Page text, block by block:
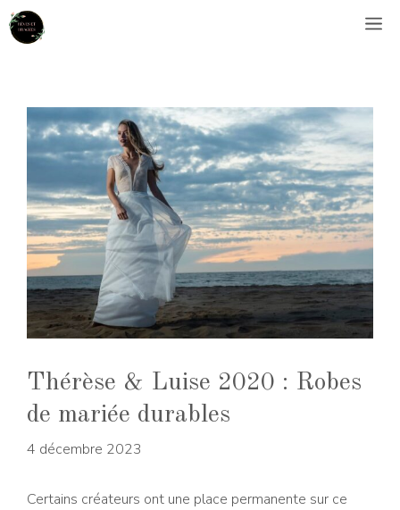
Aller
au
Thérèse & Luise 2020 : Robes
de mariée durables
4 décembre 2023
Certains créateurs ont une place permanente sur ce